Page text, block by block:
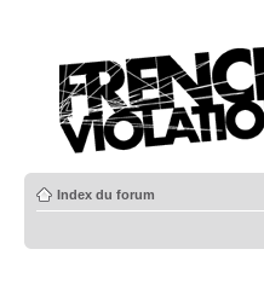
Index du forum